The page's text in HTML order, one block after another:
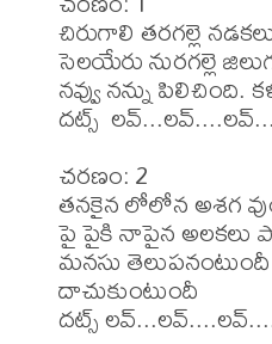
చిరుగాలి తరగల్లె
సెలయేరు నురగల్లె
నవ్వు నన్ను పిలిచింది.
దట్స్
చరణం: 2
తనకైన లోలోన అశగ
పై పైకి నాపైన అలకలు
మనసు
దాచుకుంటుందీ
దట్స్